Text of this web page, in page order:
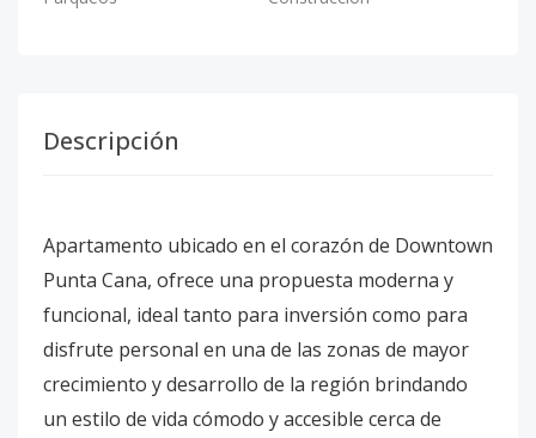
Descripción
Apartamento ubicado en el corazón de Downtown
Punta Cana, ofrece una propuesta moderna y
funcional, ideal tanto para inversión como para
disfrute personal en una de las zonas de mayor
crecimiento y desarrollo de la región brindando
un estilo de vida cómodo y accesible cerca de